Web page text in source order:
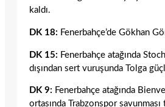
kaldı.
DK 18: Fenerbahçe’de Gökhan
DK 15: Fenerbahçe atağında
dışından sert vuruşunda Tolga
DK 9: Fenerbahçe atağında
ortasında Trabzonspor